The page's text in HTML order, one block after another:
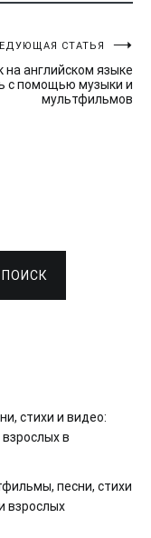
СТАТЬЯ
на английском языке
с помощью музыки и
мультфильмов
ПОИСК
стихи и видео:
в
песни, стихи
взрослых